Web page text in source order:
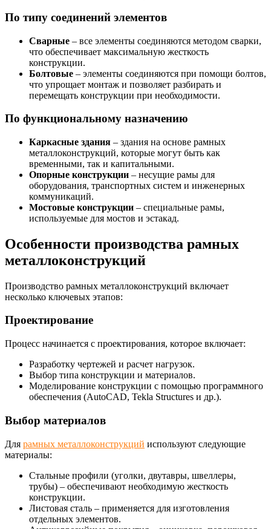
По типу соединений элементов
Сварные – все элементы соединяются методом сварки,
что обеспечивает максимальную жесткость
конструкции.
Болтовые – элементы соединяются при помощи болтов,
что упрощает монтаж и позволяет разбирать и
перемещать конструкции при необходимости.
По функциональному назначению
Каркасные здания – здания на основе рамных
металлоконструкций, которые могут быть как
временными, так и капитальными.
Опорные конструкции – несущие рамы для
оборудования, транспортных систем и инженерных
коммуникаций.
Мостовые конструкции – специальные рамы,
используемые для мостов и эстакад.
Особенности производства рамных
металлоконструкций
Производство рамных металлоконструкций включает
несколько ключевых этапов:
Проектирование
Процесс начинается с проектирования, которое включает:
Разработку чертежей и расчет нагрузок.
Выбор типа конструкции и материалов.
Моделирование конструкции с помощью программного
обеспечения (AutoCAD, Tekla Structures и др.).
Выбор материалов
Для рамных металлоконструкций используют следующие
материалы:
Стальные профили (уголки, двутавры, швеллеры,
трубы) – обеспечивают необходимую жесткость
конструкции.
Листовая сталь – применяется для изготовления
отдельных элементов.